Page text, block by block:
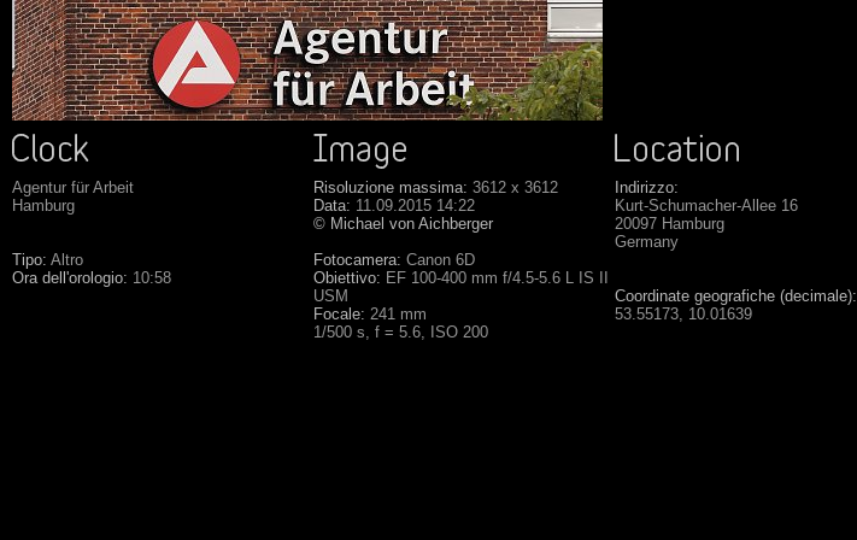
Agentur für Arbeit
Hamburg
Tipo: Altro
Ora dell'orologio: 10:58
Risoluzione massima: 3612 x 3612
Data: 11.09.2015 14:22
© Michael von Aichberger
Fotocamera: Canon 6D
Obiettivo: EF 100-400 mm f/4.5-5.6 L IS II
USM
Focale: 241 mm
1/500 s, f = 5.6, ISO 200
Indirizzo:
Kurt-Schumacher-Allee 16
20097 Hamburg
Germany
Coordinate geografiche (decimale):
53.55173, 10.01639